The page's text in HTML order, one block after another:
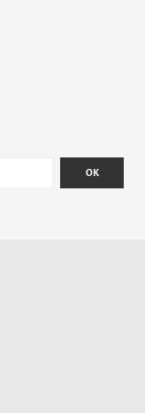
OK